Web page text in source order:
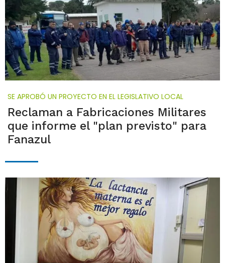
SE APROBÓ UN PROYECTO EN EL LEGISLATIVO LOCAL
Reclaman a Fabricaciones Militares
que informe el "plan previsto" para
Fanazul